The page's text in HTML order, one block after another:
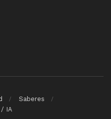
Saberes
/ IA